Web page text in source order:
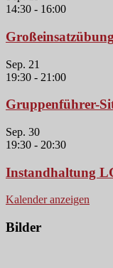
14:30 - 16:00
Sep. 21
19:30 - 21:00
Gruppenführer-
Sep. 30
19:30 - 20:30
Instandhaltung
Kalender anzeigen
Bilder